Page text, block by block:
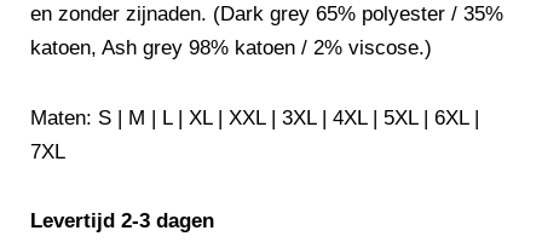
en zonder zijnaden. (Dark grey 65% polyester / 35%
katoen, Ash grey 98% katoen / 2% viscose.)
Maten: S | M | L | XL | XXL | 3XL | 4XL | 5XL | 6XL |
7XL
Levertijd 2-3 dagen